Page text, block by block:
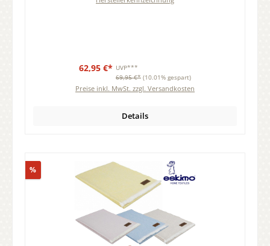
62,95 €* UVP***
69,95 €* (10.01% gespart)
Preise inkl. MwSt. zzgl. Versandkosten
Details
%Rabatt